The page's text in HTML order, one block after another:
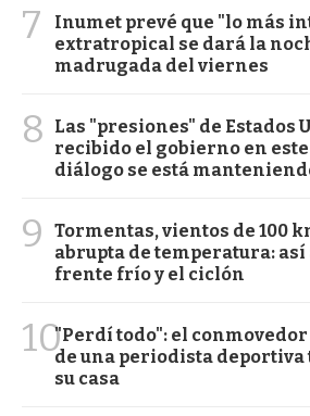
7
Inumet prevé que "lo más
extratropical se dará la
madrugada del viernes
8
Las "presiones" de Estados
recibido el gobierno en
diálogo se está
9
Tormentas, vientos de 100
abrupta de temperatura: así
frente frío y el ciclón
10"Perdí todo": el
de una periodista
su casa